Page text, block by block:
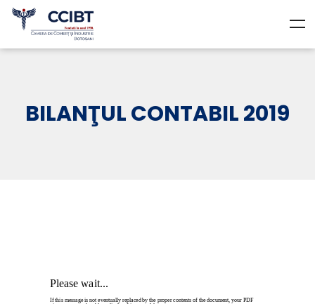
BILANŢUL CONTABIL 2019